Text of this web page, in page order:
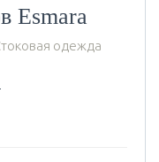
Esmara
одежда